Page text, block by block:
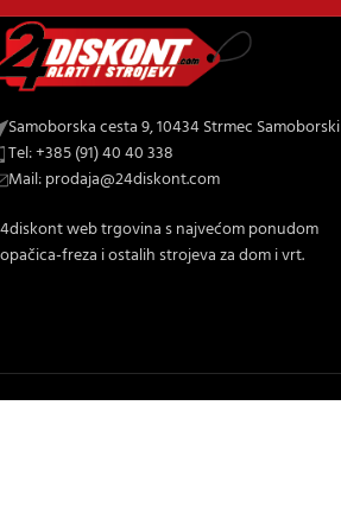
Samoborska cesta 9, 10434 Strmec Samoborski
Tel: +385 (91) 40 40 338
Mail: prodaja@24diskont.com
web trgovina s najvećom ponudom
freza i ostalih strojeva za dom i vrt.